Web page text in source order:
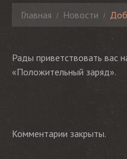
Главная Новости
Рады приветствовать вас
«Положительный заряд».
Комментарии закрыты.